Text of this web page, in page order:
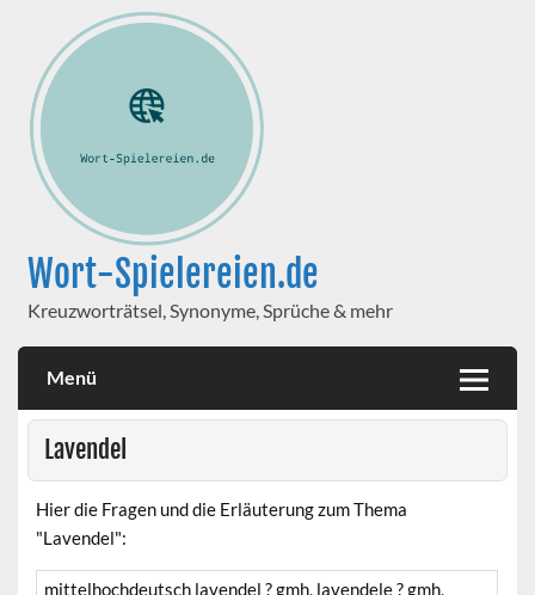
Wort-Spielereien.de
Kreuzworträtsel, Synonyme, Sprüche & mehr
Menü
Lavendel
Hier die Fragen und die Erläuterung zum Thema
"Lavendel":
mittelhochdeutsch lavendel ? gmh, lavendele ? gmh,